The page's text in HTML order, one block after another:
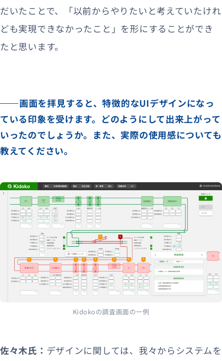
だいたことで、「以前からやりたいと考えていたけれ
ども実現できなかったこと」を形にすることができ
たと思います。
画面を拝見すると、特徴的なUIデザインになっ
ている印象を受けます。どのようにして出来上がって
いったのでしょうか。また、実際の使用感についても
教えてください。
Kidokoの調査画面の一例
佐々木氏： デザインに関しては、我々からシステムを